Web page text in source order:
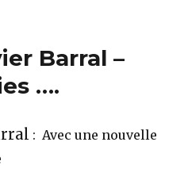
Barral –
….
: Avec une nouvelle